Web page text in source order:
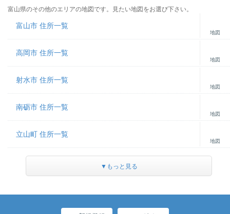
富山県のその他のエリアの地図です。見たい地図をお選び下さい。
富山市 住所一覧
地図
高岡市 住所一覧
地図
射水市 住所一覧
地図
南砺市 住所一覧
地図
立山町 住所一覧
地図
▼もっと見る